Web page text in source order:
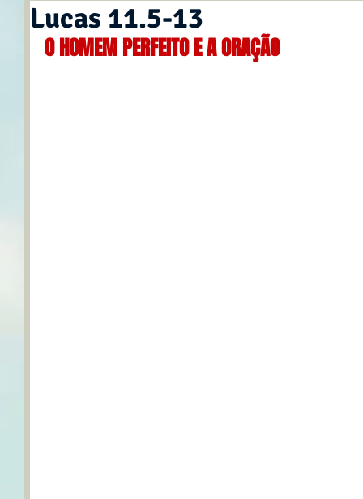
Lucas 11.5-13
O HOMEM PERFEITO E A ORAÇÃO